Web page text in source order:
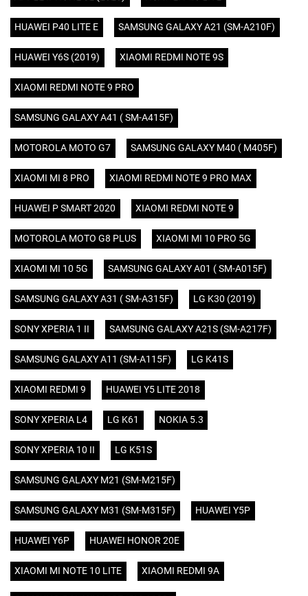
HUAWEI P40 LITE E SAMSUNG GALAXY A21 (SM-A210F)
HUAWEI Y6S (2019) XIAOMI REDMI NOTE 9S
XIAOMI REDMI NOTE 9 PRO
SAMSUNG GALAXY A41 ( SM-A415F)
MOTOROLA MOTO G7 SAMSUNG GALAXY M40 ( M405F)
XIAOMI MI 8 PRO XIAOMI REDMI NOTE 9 PRO MAX
HUAWEI P SMART 2020 XIAOMI REDMI NOTE 9
MOTOROLA MOTO G8 PLUS XIAOMI MI 10 PRO 5G
XIAOMI MI 10 5G SAMSUNG GALAXY A01 ( SM-A015F)
SAMSUNG GALAXY A31 ( SM-A315F) LG K30 (2019)
SONY XPERIA 1 II SAMSUNG GALAXY A21S (SM-A217F)
SAMSUNG GALAXY A11 (SM-A115F) LG K41S
XIAOMI REDMI 9 HUAWEI Y5 LITE 2018
SONY XPERIA L4 LG K61 NOKIA 5.3
SONY XPERIA 10 II LG K51S
SAMSUNG GALAXY M21 (SM-M215F)
SAMSUNG GALAXY M31 (SM-M315F) HUAWEI Y5P
HUAWEI Y6P HUAWEI HONOR 20E
XIAOMI MI NOTE 10 LITE XIAOMI REDMI 9A